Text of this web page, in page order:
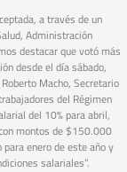
a través de un
Administración
destacar que votó más
desde el día sábado,
Macho, Secretario
del Régimen
del 10% para abril,
montos de $150.000
enero de este año y
salariales”.